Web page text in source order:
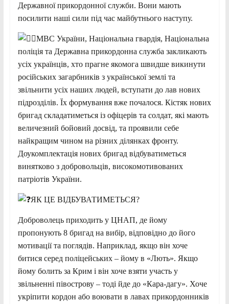
Державної прикордонної служби. Вони мають
посилити наші сили під час майбутнього наступу.
МВС України, Національна гвардія, Національна
поліція та Державна прикордонна служба закликають
усіх українців, хто прагне якомога швидше викинути
російських загарбників з української землі та
звільнити усіх наших людей, вступати до лав нових
підрозділів. Їх формування вже почалося. Кістяк нових
бригад складатиметься із офіцерів та солдат, які мають
величезний бойовий досвід, та проявили себе
найкращим чином на різних ділянках фронту.
Доукомплектація нових бригад відбуватиметься
винятково з добровольців, високомотивованих
патріотів України.
ЯК ЦЕ ВІДБУВАТИМЕТЬСЯ?
Доброволець приходить у ЦНАП, де йому
пропонують 8 бригад на вибір, відповідно до його
мотивації та поглядів. Наприклад, якщо він хоче
битися серед поліцейських – йому в «Лють». Якщо
йому болить за Крим і він хоче взяти участь у
звільненні півострову – тоді йде до «Кара-дагу». Хоче
укріпити кордон або воювати в лавах прикордонників